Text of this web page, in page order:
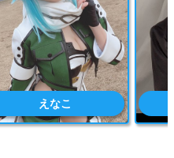
えなこ